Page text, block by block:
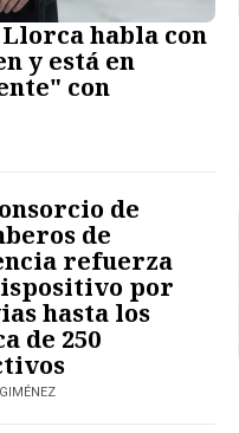
habla con
y está en
con
de
de
refuerza
por
hasta los
de 250